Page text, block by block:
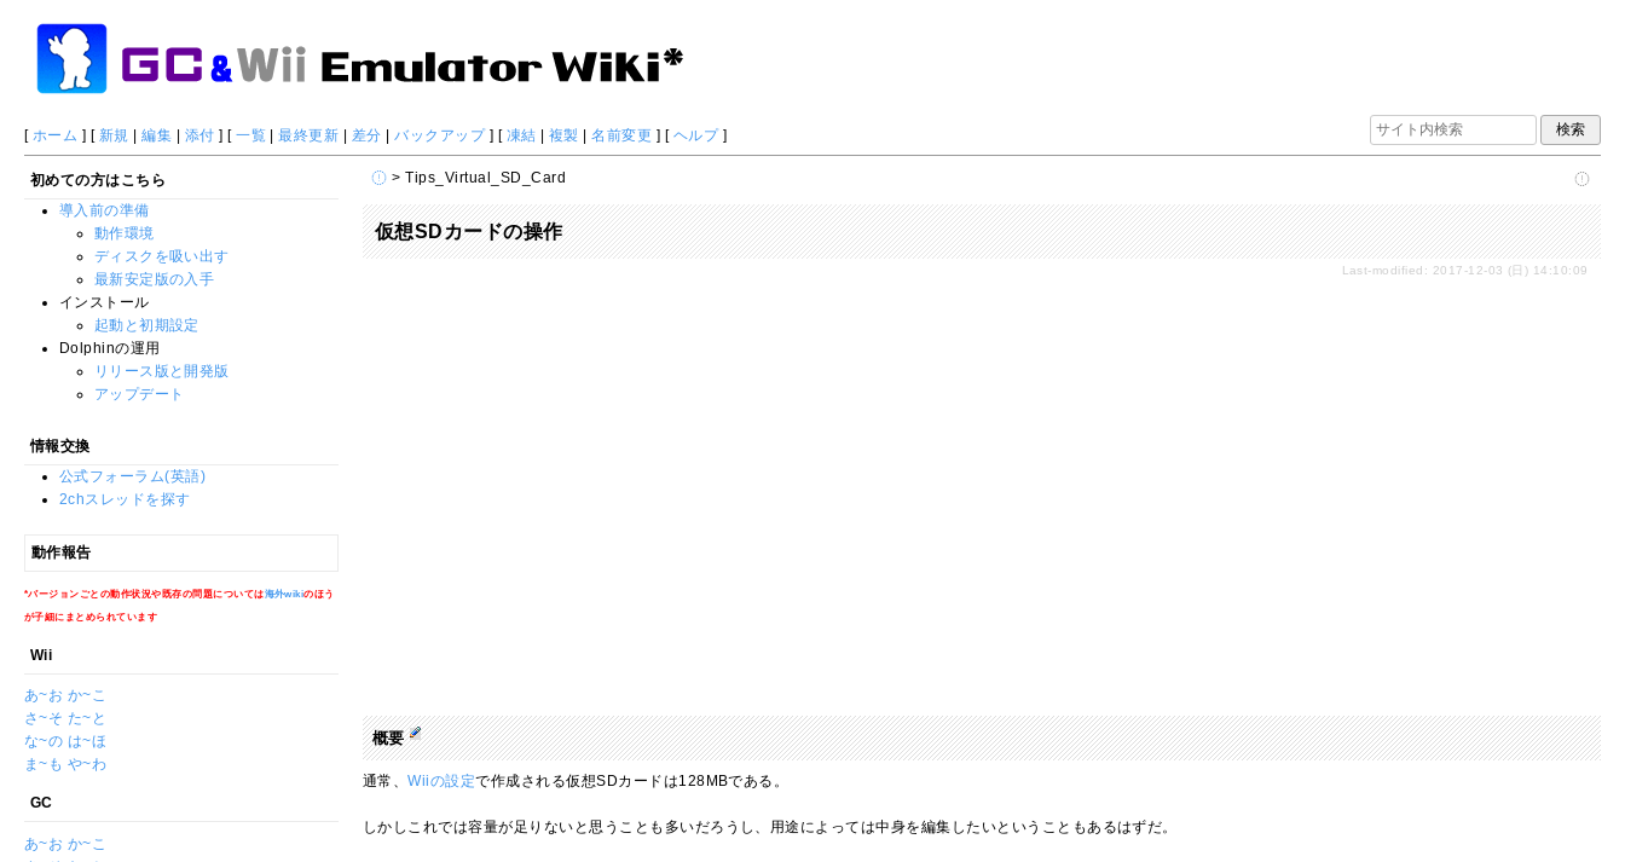
[ ホーム ] [ 新規 |編集 | 添付 ] [一覧 |最終更新 | 差分 | バックアップ] [ 凍結 | 複製 |名前変更 ] [ ヘルプ]
> Tips_Virtual_SD_Card
仮想SDカードの操作
Last-modified: 2017-12-03 (日) 14:10:09
概要
通常、Wiiの設定で作成される仮想SDカードは128MBである。
しかしこれでは容量が足りないと思うことも多いだろうし、用途によっては中身を編集したいということもあるはずだ。
初めての方はこちら
導入前の準備
動作環境
ディスクを吸い出す
最新安定版の入手
インストール
起動と初期設定
Dolphinの運用
リリース版と開発版
アップデート
情報交換
公式フォーラム(英語)
2chスレッドを探す
動作報告
*バージョンごとの動作状況や既存の問題については海外wikiのほう
が子細にまとめられています
Wii
あ~お か~こ
さ~そ た~と
な~の は~ほ
ま~も や~わ
GC
あ~お か~こ